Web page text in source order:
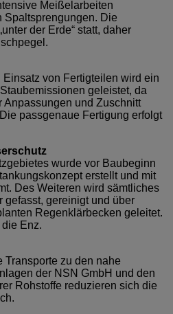
Meißelarbeiten
Spaltsprengungen. Die
der Erde“ statt, daher
von Fertigteilen wird ein
geleistet, da
Anpassungen und Zuschnitt
passgenaue Fertigung erfolgt
wurde vor Baubeginn
erstellt und mit
Des Weiteren wird sämtliches
gefasst, gereinigt und über
Regenklärbecken geleitet.
Enz.
Transporte zu den nahe
der NSN GmbH und den
Rohstoffe reduzieren sich die